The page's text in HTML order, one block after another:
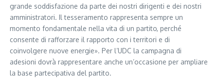
grande soddisfazione da parte dei nostri dirigenti e dei nostri
amministratori. Il tesseramento rappresenta sempre un
momento fondamentale nella vita di un partito, perché
consente di rafforzare il rapporto con i territori e di
coinvolgere nuove energie». Per l’UDC la campagna di
adesioni dovrà rappresentare anche un’occasione per ampliare
la base partecipativa del partito.